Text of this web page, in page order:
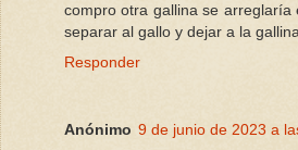
compro otra gallina se
separar al gallo y dejar a la
Responder
Anónimo 9 de junio de 2023 a